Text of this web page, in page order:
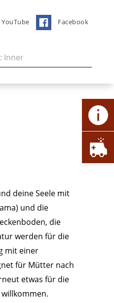
YouTube Facebook
deine Seele mit
und die
die
werden für die
mit einer
für Mütter nach
etwas für die